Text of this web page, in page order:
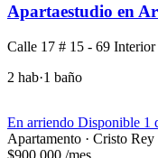
Apartaestudio en
Calle 17 # 15 - 69 Interior
2 hab·1 baño
En arriendo Disponible 1
Apartamento · Cristo Rey
$900.000 /mes